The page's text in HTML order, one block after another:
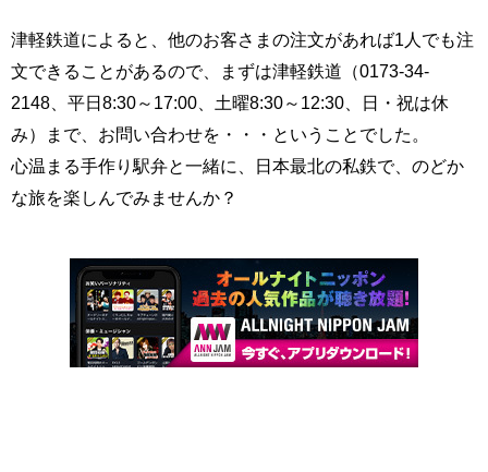
津軽鉄道によると、他のお客さまの注文があれば1人でも注
文できることがあるので、まずは津軽鉄道（0173-34-
2148、平日8:30～17:00、土曜8:30～12:30、日・祝は休
み）まで、お問い合わせを・・・ということでした。
心温まる手作り駅弁と一緒に、日本最北の私鉄で、のどか
な旅を楽しんでみませんか？